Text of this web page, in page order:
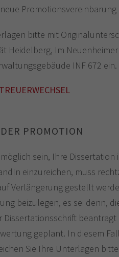
bitte mit
Heidelberg, Im
INF 672 ein.
PROMOTION
sein, Ihre
einzureichen, muss
Verlängerung gestellt
beizulegen, es sei denn,
beantragt
geplant. In diesem
Sie Ihre Unterlagen